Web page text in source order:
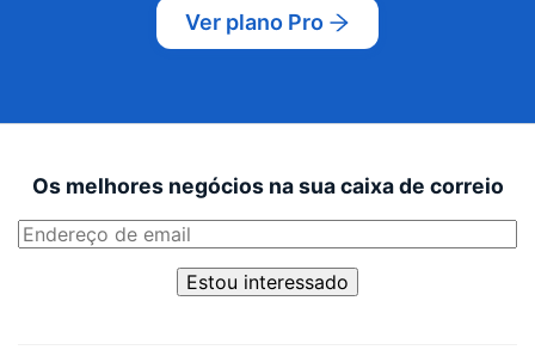
Ver plano Pro
Os melhores negócios na sua caixa de correio
Estou interessado